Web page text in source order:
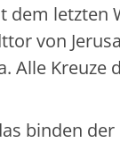
letzten
von
Alle Kreuze
binden